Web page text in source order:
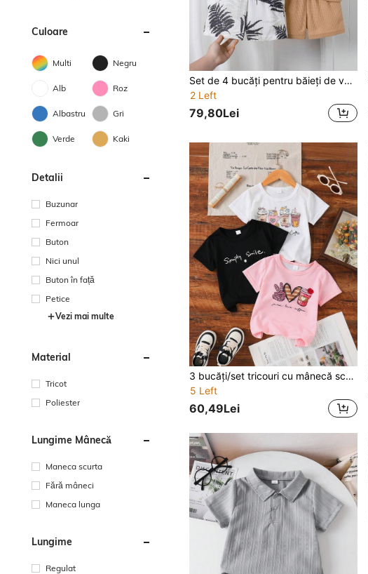
Culoare
Multi Negru
Alb Roz
Albastru Gri
Verde Kaki
Detalii
Buzunar
Fermoar
Buton
Nici unul
Buton în față
Petice
Vezi mai multe
Material
Tricot
Poliester
Lungime Mânecă
Maneca scurta
Fără mâneci
Maneca lunga
Lungime
Regulat
Set de 4 bucăți pentru băieți de vară, vestă și pantaloni scurți cu imprimeu casual, guler rotund, potrivit pentru vacanță, școală, vârste 4-7 ani
2 Left
79,80Lei
3 bucăți/set tricouri cu mânecă scurtă cu imprimeu cu litere pentru fetiță tânără, ocazional, cadou, vacanță, tricouri sport
5 Left
60,49Lei